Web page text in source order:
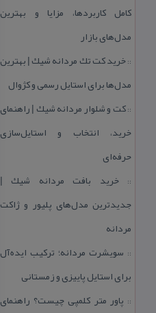
كامل كاربردها، مزایا و بهترین
مدل‌های بازار
::خرید كت تك مردانه شیك | بهترین
مدل‌ها برای استایل رسمی و كژوال
::كت و شلوار مردانه شیك | راهنمای
خرید، انتخاب و استایل‌سازی
حرفه‌ای
::خرید بافت مردانه شیك |
جدیدترین مدل‌های پلیور و ژاكت
مردانه
:: سویشرت مردانه؛ تركیب ایده‌آل
برای استایل پاییزی و زمستانی
:: پاور متر كلمپی چیست؟ راهنمای